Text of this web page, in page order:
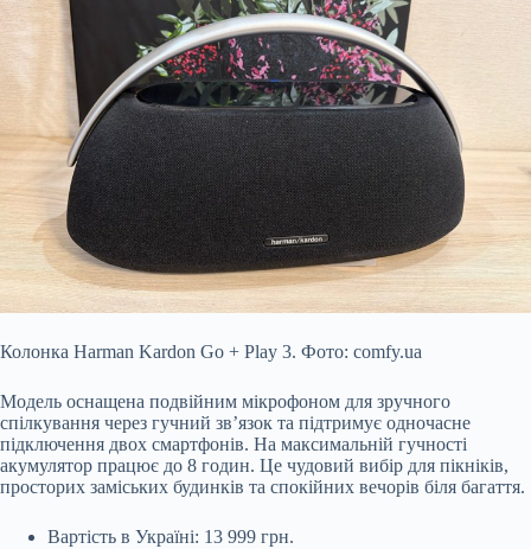
Колонка Harman Kardon Go + Play 3. Фото: comfy.ua
Модель оснащена подвійним мікрофоном для зручного
спілкування через гучний зв’язок та підтримує одночасне
підключення двох смартфонів. На максимальній гучності
акумулятор працює до 8 годин. Це чудовий вибір для пікніків,
просторих заміських будинків та спокійних вечорів біля багаття.
Вартість в Україні: 13 999 грн.